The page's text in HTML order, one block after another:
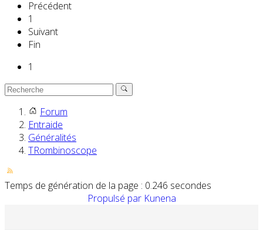
Précédent
1
Suivant
Fin
1
Forum
Entraide
Généralités
TRombinoscope
Temps de génération de la page : 0.246 secondes
Propulsé par Kunena